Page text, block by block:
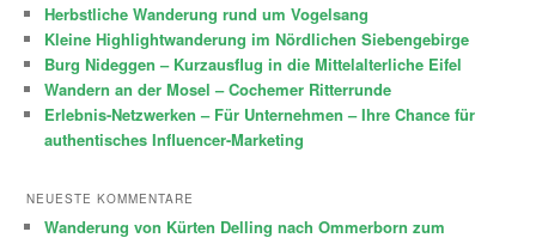
Herbstliche Wanderung rund um Vogelsang
Kleine Highlightwanderung im Nördlichen Siebengebirge
Burg Nideggen – Kurzausflug in die Mittelalterliche Eifel
Wandern an der Mosel – Cochemer Ritterrunde
Erlebnis-Netzwerken – Für Unternehmen – Ihre Chance für
authentisches Influencer-Marketing
NEUESTE KOMMENTARE
Wanderung von Kürten Delling nach Ommerborn zum